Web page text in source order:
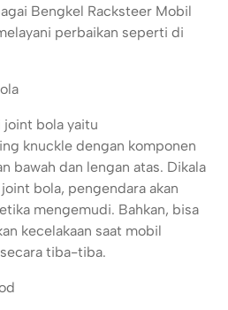
Bengkel Racksteer Mobil
perbaikan seperti di
joint bola yaitu
knuckle dengan komponen
bawah dan lengan atas. Dikala
bola, pengendara akan
mengemudi. Bahkan, bisa
kecelakaan saat mobil
tiba-tiba.